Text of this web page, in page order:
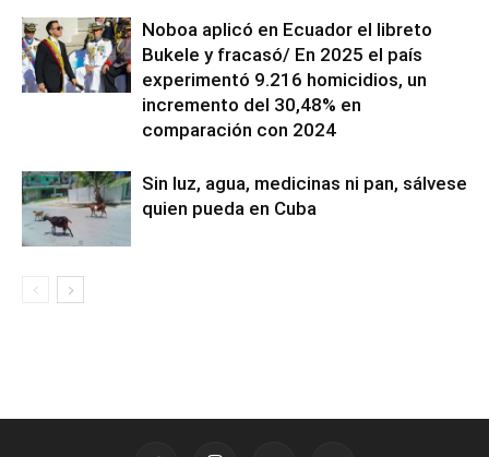
Noboa aplicó en Ecuador el libreto
Bukele y fracasó/ En 2025 el país
experimentó 9.216 homicidios, un
incremento del 30,48% en
comparación con 2024
Sin luz, agua, medicinas ni pan, sálvese
quien pueda en Cuba